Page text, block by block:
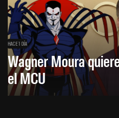
HACE 1 DÍA
Wagner Moura
el MCU